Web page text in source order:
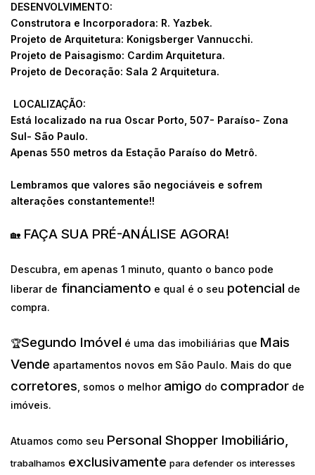
DESENVOLVIMENTO:
Construtora e Incorporadora: R. Yazbek.
Projeto de Arquitetura: Konigsberger Vannucchi.
Projeto de Paisagismo: Cardim Arquitetura.
Projeto de Decoração: Sala 2 Arquitetura.
LOCALIZAÇÃO:
Está localizado na rua Oscar Porto, 507- Paraíso- Zona
Sul- São Paulo.
Apenas 550 metros da Estação Paraíso do Metrô.
Lembramos que valores são negociáveis e sofrem
alterações constantemente!!
🏡 FAÇA SUA PRÉ-ANÁLISE AGORA!
Descubra, em apenas 1 minuto, quanto o banco pode
liberar de financiamento e qual é o seu potencial de
compra.
🏆Segundo Imóvel é uma das imobiliárias que Mais
Vende apartamentos novos em São Paulo. Mais do que
corretores , somos o melhor amigo do comprador de
imóveis.
Atuamos como seu Personal Shopper Imobiliário,
trabalhamos exclusivamente para defender os interesses